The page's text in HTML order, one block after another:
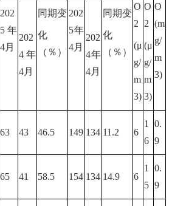
O
2
(μ
g/
m
3)
O
2
(μ
g/
m
3)
O
(m
g/
m
3)
202
5年
4月
202
4年
4月
同期变
化
（％）
202
5年
4月
202
4年
4月
同期变
化
（％）
63 43 46.5 149 134 11.2 6
1
6
0.
9
65 41 58.5 154 134 14.9 6
1
5
0.
9